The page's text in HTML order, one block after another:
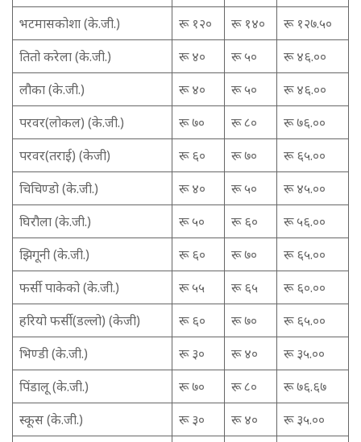
भटमासकोशा (के.जी.)
रू १२० रू १४०
रू १२७.५०
तितो करेला (के.जी.)
रू ४० रू ५०
रू ४६.००
लौका (के.जी.)
रू ४० रू ५०
रू ४६.००
परवर(लोकल) (के.जी.)
रू ७० रू ८०
रू ७६.००
परवर(तराई) (केजी)
रू ६० रू ७०
रू ६५.००
चिचिण्डो (के.जी.)
रू ४० रू ५०
रू ४५.००
घिरौला (के.जी.)
रू ५० रू ६०
रू ५६.००
झिगूनी (के.जी.)
रू ६० रू ७०
रू ६५.००
फर्सी पाकेको (के.जी.)
रू ५५ रू ६५
रू ६०.००
हरियो फर्सी(डल्लो) (केजी)
रू ६० रू ७०
रू ६५.००
भिण्डी (के.जी.)
रू ३० रू ४०
रू ३५.००
पिंडालू (के.जी.)
रू ७० रू ८०
रू ७६.६७
स्कूस (के.जी.)
रू ३० रू ४०
रू ३५.००